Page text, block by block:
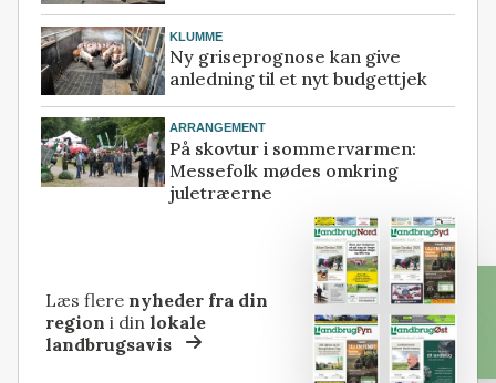
KLUMME
Ny griseprognose kan give
anledning til et nyt budgettjek
ARRANGEMENT
På skovtur i sommervarmen:
Messefolk mødes omkring
juletræerne
Læs flere nyheder fra din
region i dinlokale
landbrugsavis